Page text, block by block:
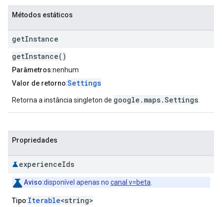
Métodos estáticos
getInstance
getInstance()
Parâmetros:nenhum
Valor de retorno:Settings
Retorna a instância singleton de google.maps.Settings
Propriedades
experienceIds
Aviso:disponível apenas no canal v=beta
Tipo:Iterable<string>